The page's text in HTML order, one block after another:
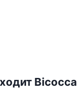
Bicocca